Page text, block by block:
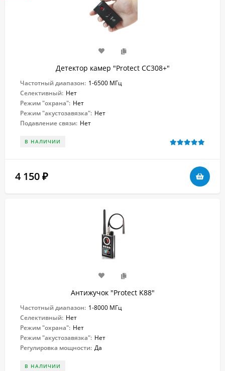
Детектор камер "Protect CC308+"
Частотный диапазон: 1-6500 МГц
Селективный: Нет
Режим "охрана": Нет
Режим "акустозавязка": Нет
Подавление связи: Нет
В НАЛИЧИИ
4 150 ₽
Антижучок "Protect K88"
Частотный диапазон: 1-8000 МГц
Селективный: Нет
Режим "охрана": Нет
Режим "акустозавязка": Нет
Регулировка мощности: Да
В НАЛИЧИИ